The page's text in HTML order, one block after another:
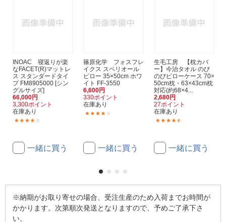
INOAC 寝返りが楽
なFACET(R)マットレ
ス スタンダードタイ
プ FM8905000 [シン
グルサイズ]
66,000円
3,300ポイント
在庫あり
一緒に買う
篠原化学 フォスフレ
イクス スペリオール
ピロー 35×50cm ホワ
イト FF-3550
6,600円
330ポイント
在庫あり
一緒に買う
生毛工房 【枕カバ
ー】今治タオル のび
のびピローケース 70×
50cm枕・63×43cm枕
対応(約68×4...
2,680円
27ポイント
在庫あり
一緒に買う
※納期がお取り寄せの場合、受注生産のため入荷までお時間が
かかります。次第順次発送となりますので、予めご了承下さ
い。